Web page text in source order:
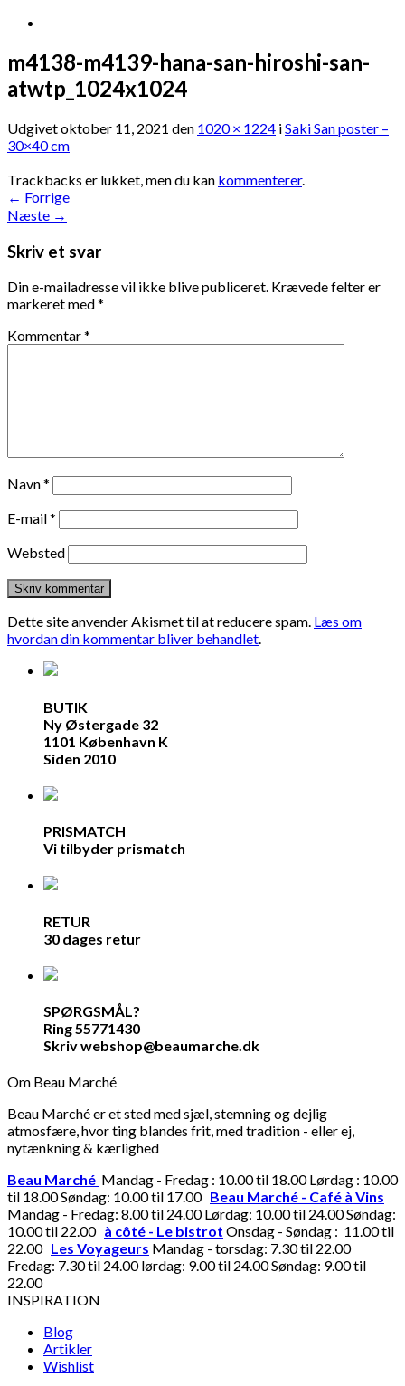
m4138-m4139-hana-san-hiroshi-san-
atwtp_1024x1024
Udgivetoktober 11, 2021 den 1020 × 1224 iSaki San poster –
30×40 cm
Trackbacks er lukket, men du kan kommenterer.
← Forrige
Næste →
Skriv et svar
Din e-mailadresse vil ikke blive publiceret. Krævede felter er
markeret med*
Kommentar*
Navn*
E-mail*
Websted
Dette site anvender Akismet til at reducere spam. Læs om
hvordan din kommentar bliver behandlet.
BUTIK
Ny Østergade 32
1101 København K
Siden 2010
PRISMATCH
Vi tilbyder prismatch
RETUR
30 dages retur
SPØRGSMÅL?
Ring 55771430
Skriv webshop@beaumarche.dk
Om Beau Marché
Beau Marché er et sted med sjæl, stemning og dejlig
atmosfære, hvor ting blandes frit, med tradition - eller ej,
nytænkning & kærlighed
Beau Marché Mandag - Fredag : 10.00 til 18.00 Lørdag : 10.00
til 18.00 Søndag: 10.00 til 17.00 Beau Marché - Café à Vins
Mandag - Fredag: 8.00 til 24.00 Lørdag: 10.00 til 24.00 Søndag:
10.00 til 22.00 à côté - Le bistrot Onsdag - Søndag : 11.00 til
22.00 Les Voyageurs Mandag - torsdag: 7.30 til 22.00
Fredag: 7.30 til 24.00 lørdag: 9.00 til 24.00 Søndag: 9.00 til
22.00
INSPIRATION
Blog
Artikler
Wishlist